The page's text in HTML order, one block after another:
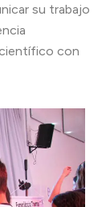
su trabajo
con